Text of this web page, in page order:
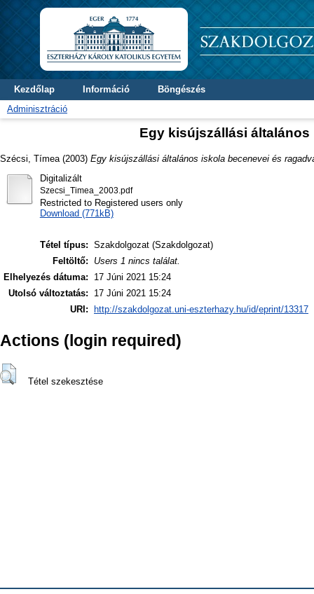
Kezdőlap Információ
Böngészés
Adminisztráció
Egy kisújszállási
Szécsi, Tímea (2003) Egy kisújszállási általános iskola becenevei és
Digitalizált
Szecsi_Timea_2003.pdf
Restricted to Registered users only
Download (771kB)
Tétel típus: Szakdolgozat (Szakdolgozat)
Feltöltő:
Users 1 nincs találat.
Elhelyezés dátuma:
17 Júni 2021 15:24
Utolsó változtatás:
17 Júni 2021 15:24
URI:
http://szakdolgozat.uni-eszterhazy.hu/id/eprint/13317
Actions (login required)
Tétel szekesztése